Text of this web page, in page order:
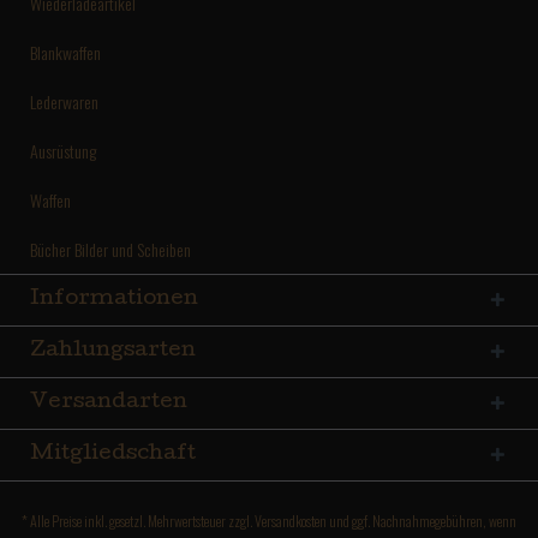
Blankwaffen
Lederwaren
Ausrüstung
Waffen
Bücher Bilder und Scheiben
Informationen
Zahlungsarten
Versandarten
Mitgliedschaft
* Alle Preise inkl. gesetzl. Mehrwertsteuer zzgl. Versandkosten und ggf. Nachnahmegebühren, wenn